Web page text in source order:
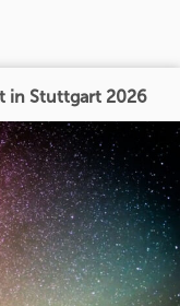
in Stuttgart 2026